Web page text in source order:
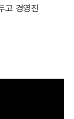
고 경영진